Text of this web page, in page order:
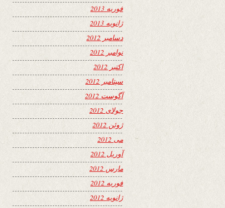
فوریه 2013
ژانویه 2013
دسامبر 2012
نوامبر 2012
اکتبر 2012
سپتامبر 2012
آگوست 2012
جولای 2012
ژوئن 2012
می 2012
آوریل 2012
مارس 2012
فوریه 2012
ژانویه 2012